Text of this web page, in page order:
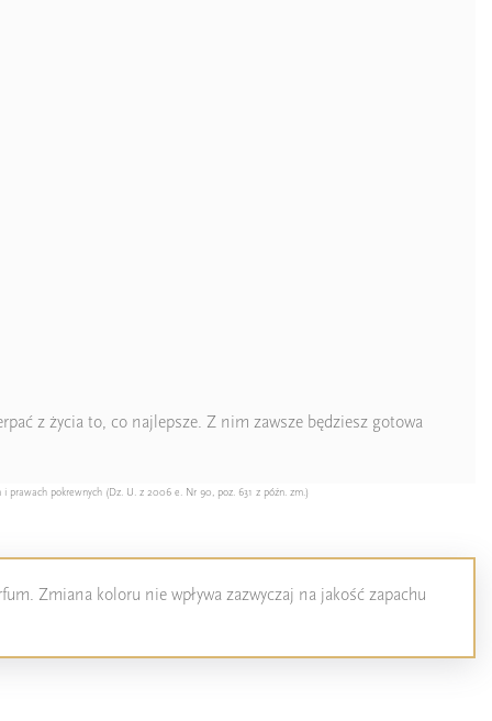
z życia to, co najlepsze. Z nim zawsze będziesz gotowa
prawach pokrewnych (Dz. U. z 2006 e. Nr 90, poz. 631 z późn. zm.)
Zmiana koloru nie wpływa zazwyczaj na jakość zapachu